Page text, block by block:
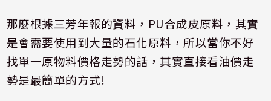
那麼根據三芳年報的資料， PU合成皮原料，其實
是會需要使用到大量的石化原料，所以當你不好
找單一原物料價格走勢的話，其實直接看油價走
勢是最簡單的方式!